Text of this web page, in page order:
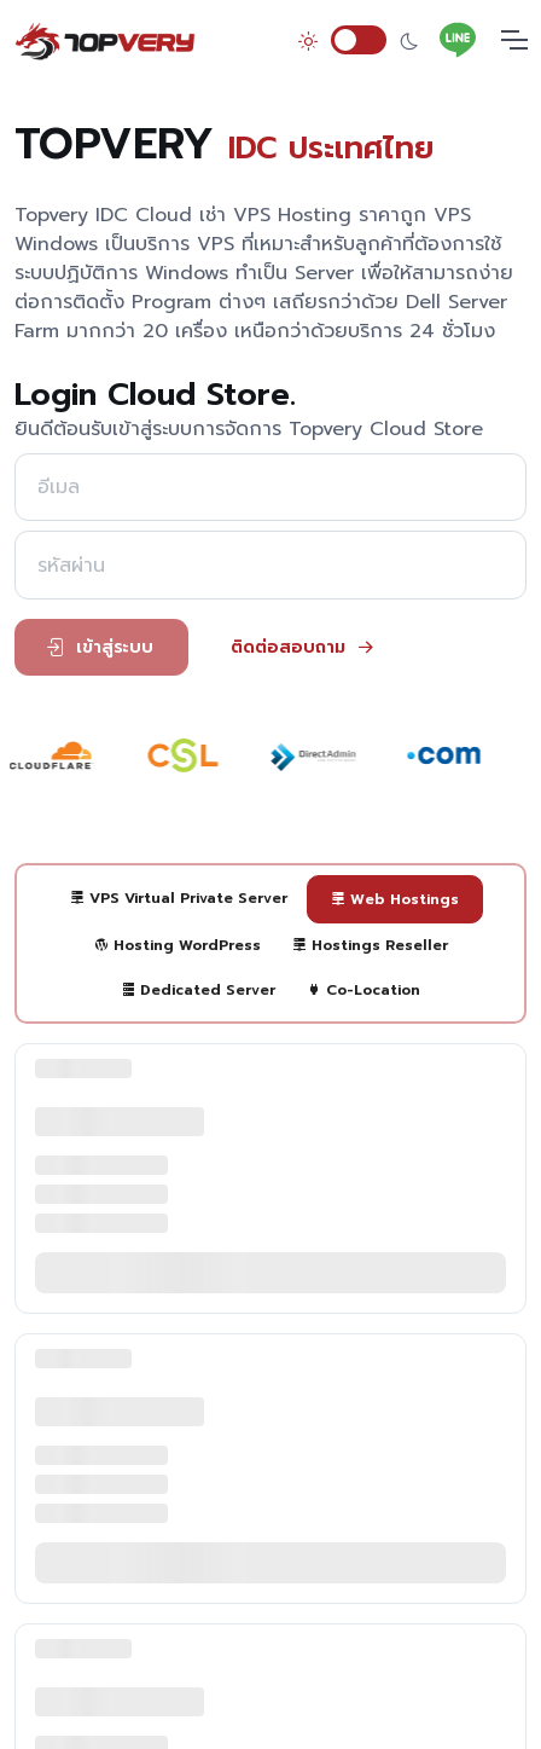
TOPVERY IDC ประเทศไทย
Topvery IDC Cloud เช่า VPS Hosting ราคาถูก VPS
Windows เป็นบริการ VPS ที่เหมาะสำหรับลูกค้าที่ต้องการใช้
ระบบปฏิบัติการ Windows ทำเป็น Server เพื่อให้สามารถง่าย
ต่อการติดตั้ง Program ต่างๆ เสถียรกว่าด้วย Dell Server
Farm มากกว่า 20 เครื่อง เหนือกว่าด้วยบริการ 24 ชั่วโมง
Login Cloud Store.
ยินดีต้อนรับเข้าสู่ระบบการจัดการ Topvery Cloud Store
เข้าสู่ระบบ ติดต่อสอบถาม
VPS Virtual Private Server Web Hostings
Hosting WordPress Hostings Reseller
Dedicated Server Co-Location